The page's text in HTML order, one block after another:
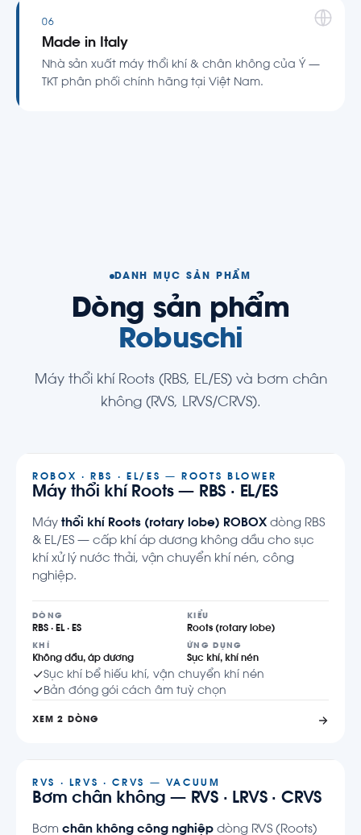
06
Made in Italy
Nhà sản xuất máy thổi khí & chân không của Ý —
TKT phân phối chính hãng tại Việt Nam.
DANH MỤC SẢN PHẨM
Dòng sản phẩm
Robuschi
Máy thổi khí Roots (RBS, EL/ES) và bơm chân
không (RVS, LRVS/CRVS).
ROBOX · RBS · EL/ES — ROOTS BLOWER
Máy thổi khí Roots — RBS · EL/ES
Máy thổi khí Roots (rotary lobe) ROBOX dòng RBS
& EL/ES — cấp khí áp dương không dầu cho sục
khí xử lý nước thải, vận chuyển khí nén, công
nghiệp.
DÒNG
RBS · EL · ES
KIỂU
Roots (rotary lobe)
KHÍ
Không dầu, áp dương
ỨNG DỤNG
Sục khí, khí nén
Sục khí bể hiếu khí, vận chuyển khí nén
Bản đóng gói cách âm tuỳ chọn
XEM 2 DÒNG
RVS · LRVS · CRVS — VACUUM
Bơm chân không — RVS · LRVS · CRVS
Bơm chân không công nghiệp dòng RVS (Roots)